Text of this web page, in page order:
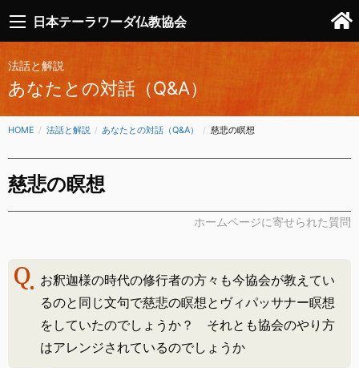
日本テーラワーダ仏教協会
法話と解説
あなたとの対話（Q&A）
HOME 法話と解説 あなたとの対話（Q&A） CURRENT:
慈悲の瞑想
慈悲の瞑想
ホームページに寄せられた質問
お釈迦様の時代の修行者の方々も今協会が教えてい
るのと同じ文句で慈悲の瞑想とヴィパッサナー瞑想
をしていたのでしょうか？ それとも協会のやり方
はアレンジされているのでしょうか